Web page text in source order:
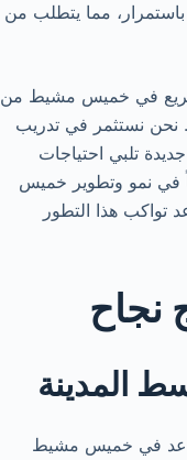
باستمرار، مما يتطلب من
في خميس مشيط من
نحن نستثمر في تدريب
تلبي احتياجات
في نمو وتطوير خميس
هذا التطور
نجاح
المدينة
في خميس مشيط